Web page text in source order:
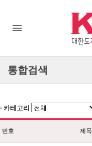
통합검색
카테고리
번호 제목